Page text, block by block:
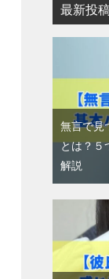
最新投
無言で見
とは？５
解説